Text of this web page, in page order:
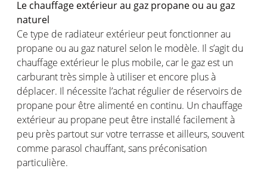
Le chauffage extérieur au gaz propane ou au gaz
naturel
Ce type de radiateur extérieur peut fonctionner au
propane ou au gaz naturel selon le modèle. Il s’agit du
chauffage extérieur le plus mobile, car le gaz est un
carburant très simple à utiliser et encore plus à
déplacer. Il nécessite l’achat régulier de réservoirs de
propane pour être alimenté en continu. Un chauffage
extérieur au propane peut être installé facilement à
peu près partout sur votre terrasse et ailleurs, souvent
comme parasol chauffant, sans préconisation
particulière.